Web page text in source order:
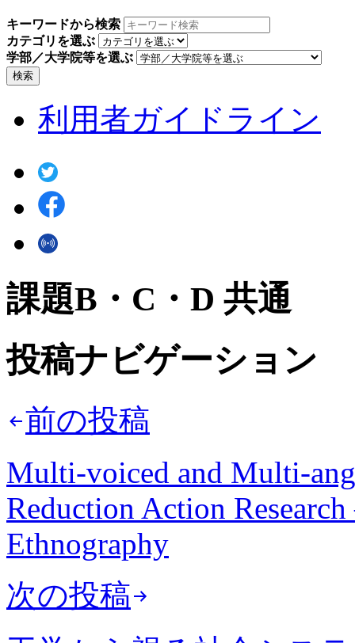
キーワードから検索
カテゴリを選ぶ
学部／大学院等を選ぶ
検索
利用者ガイドライン
課題B・C・D 共通
投稿ナビゲーション
前の投稿
Multi-voiced and Multi-
Reduction Action
Ethnography
次の投稿